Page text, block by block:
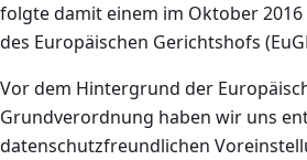
folgte damit einem im Oktober
des Europäischen Gerichtshofs
Vor dem Hintergrund der
Grundverordnung haben wir uns
datenschutzfreundlichen